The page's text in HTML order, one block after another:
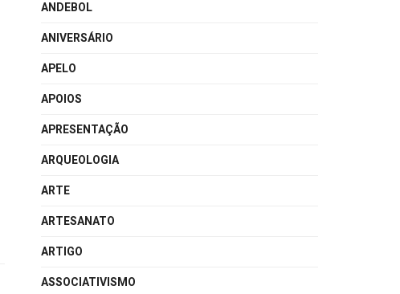
ANDEBOL
ANIVERSÁRIO
APELO
APOIOS
APRESENTAÇÃO
ARQUEOLOGIA
ARTE
ARTESANATO
ARTIGO
ASSOCIATIVISMO